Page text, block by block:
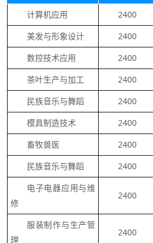
计算机应用
2400
美发与形象设计
2400
数控技术应用
2400
茶叶生产与加工
2400
民族音乐与舞蹈
2400
模具制造技术
2400
畜牧兽医
2400
民族音乐与舞蹈
2400
电子电器应用与维
修
2400
服装制作与生产管
理
2400